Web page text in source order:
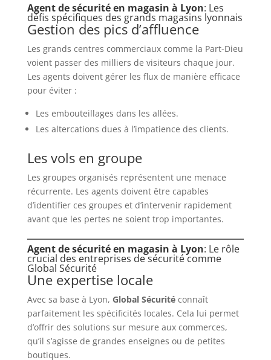
Agent de sécurité en magasin à Lyon: Les
défis spécifiques des grands magasins lyonnais
Gestion des pics d’affluence
Les grands centres commerciaux comme la Part-Dieu
voient passer des milliers de visiteurs chaque jour.
Les agents doivent gérer les flux de manière efficace
pour éviter :
Les embouteillages dans les allées.
Les altercations dues à l’impatience des clients.
Les vols en groupe
Les groupes organisés représentent une menace
récurrente. Les agents doivent être capables
d’identifier ces groupes et d’intervenir rapidement
avant que les pertes ne soient trop importantes.
Agent de sécurité en magasin à Lyon: Le rôle
crucial des entreprises de sécurité comme
Global Sécurité
Une expertise locale
Avec sa base à Lyon, Global Sécuritéconnaît
parfaitement les spécificités locales. Cela lui permet
d’offrir des solutions sur mesure aux commerces,
qu’il s’agisse de grandes enseignes ou de petites
boutiques.